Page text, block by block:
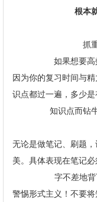
根本
抓
如果想要高
因为你的复习时间与
识点都过一遍，多少
知识点而钻
无论是做笔记、刷题
美。具体表现在笔记
字不差地
警惕形式主义！不要